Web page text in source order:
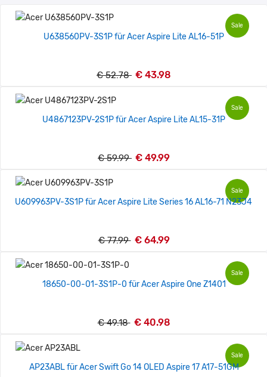
Sale
U638560PV-3S1P für Acer Aspire Lite AL16-51P
€ 52.78 € 43.98
Sale
U4867123PV-2S1P für Acer Aspire Lite AL15-31P
€ 59.99 € 49.99
Sale
U609963PV-3S1P für Acer Aspire Lite Series 16 AL16-71 N23J4
€ 77.99 € 64.99
Sale
18650-00-01-3S1P-0 für Acer Aspire One Z1401
€ 49.18 € 40.98
Sale
AP23ABL für Acer Swift Go 14 OLED Aspire 17 A17-51GM